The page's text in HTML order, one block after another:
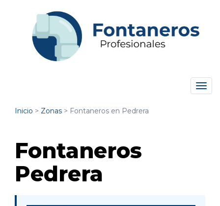
Inicio > Zonas > Fontaneros en Pedrera
Fontaneros
Pedrera